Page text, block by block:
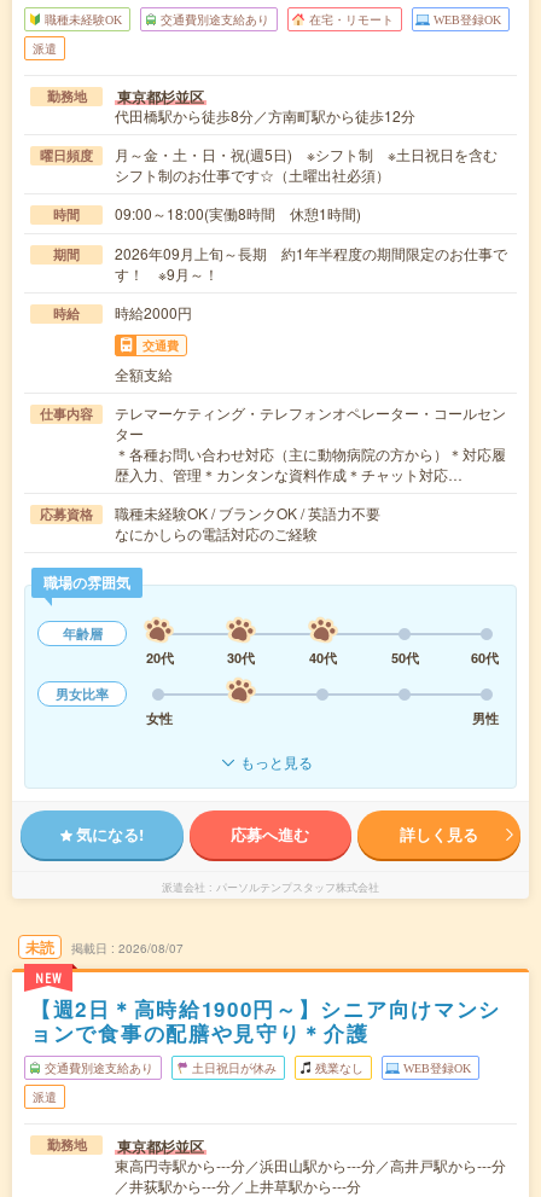
職種未経験OK 交通費別途支給あり 在宅・リモート WEB登録OK
派遣
勤務地 東京都杉並区
代田橋駅から徒歩8分／方南町駅から徒歩12分
曜日頻度
月～金・土・日・祝(週5日) ※シフト制 ※土日祝日を含む
シフト制のお仕事です☆（土曜出社必須）
時間 09:00～18:00(実働8時間 休憩1時間)
期間
2026年09月上旬～長期 約1年半程度の期間限定のお仕事で
す！ ※9月～！
時給 時給2000円
交通費
全額支給
仕事内容
テレマーケティング・テレフォンオペレーター・コールセン
ター
＊各種お問い合わせ対応（主に動物病院の方から）＊対応履
歴入力、管理＊カンタンな資料作成＊チャット対応…
応募資格
職種未経験OK / ブランクOK / 英語力不要
なにかしらの電話対応のご経験
職場の雰囲気
年齢層
20代
30代 40代 50代
60代
男女比率
女性
男性
もっと見る
気になる! 応募へ進む 詳しく見る
派遣会社 パーソルテンプスタッフ株式会社
未読
NEW
掲載日 2026/08/07
【週2日＊高時給1900円～】シニア向けマンシ
ョンで食事の配膳や見守り＊介護
交通費別途支給あり 土日祝日が休み 残業なし WEB登録OK
派遣
勤務地 東京都杉並区
東高円寺駅から---分／浜田山駅から---分／高井戸駅から---分
／井荻駅から---分／上井草駅から---分